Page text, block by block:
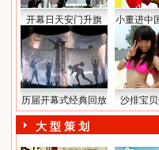
开幕日天安门升旗 小董进中
历届开幕式经典回放 沙排宝
大 型 策 划